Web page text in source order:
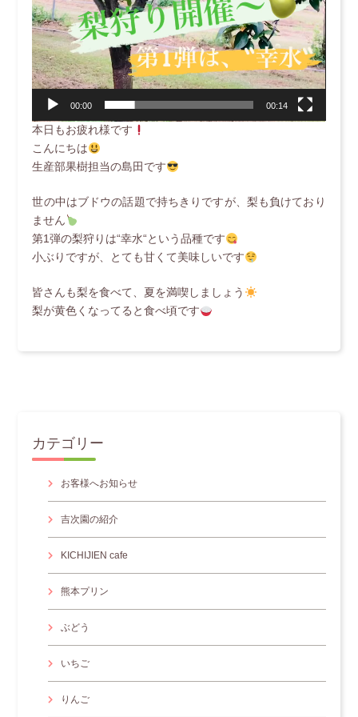
00:00 00:14
本日もお疲れ様です
こんにちは
生産部果樹担当の島田です
世の中はブドウの話題で持ちきりですが、梨も負けており
ません
第1弾の梨狩りは“幸水“という品種です
小ぶりですが、とても甘くて美味しいです
皆さんも梨を食べて、夏を満喫しましょう
梨が黄色くなってると食べ頃です
カテゴリー
お客様へお知らせ
吉次園の紹介
KICHIJIEN cafe
熊本プリン
ぶどう
いちご
りんご